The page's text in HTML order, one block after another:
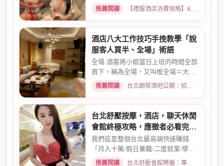
天數可自選) 特種行業工作也...
推薦閱讀 【禮服酒店消費攻略】KTV喝酒娛樂、價格試算 · 2026-01-15
酒店八大工作技巧手挽教學「說
服客人買半、全場」術語
全場:酒客將小姐當日上班的時間全部
買下，稱為全場，又叫框全場＝大框
＝外全酒店買框送s外全多少...
推薦閱讀 台北鋼琴酒吧公關：招募條件與工作環境介紹 · 2026-03-26
台北舒壓按摩，酒店，聊天休閒
會館終極攻略，應徵者必看完整
指南
我們這是整個台北最高端快速賺錢
「月入十萬/假日兼職/二度就業/學生
兼職/八大廣告/林森北路KTV酒...
推薦閱讀 台北舒壓會館聘僱：專業按摩師職缺與職涯規劃 · 2026-01-07